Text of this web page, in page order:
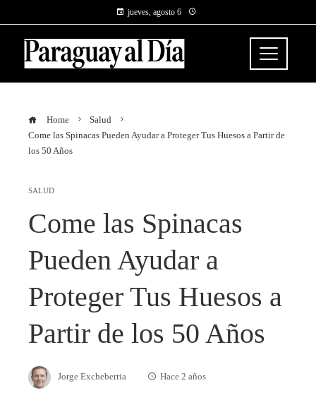
jueves, agosto 6
Home
Salud
Come las Spinacas Pueden Ayudar a Proteger Tus Huesos a Partir de
los 50 Años
SALUD
Come las Spinacas
Pueden Ayudar a
Proteger Tus Huesos a
Partir de los 50 Años
Jorge Excheberria Hace 2 años